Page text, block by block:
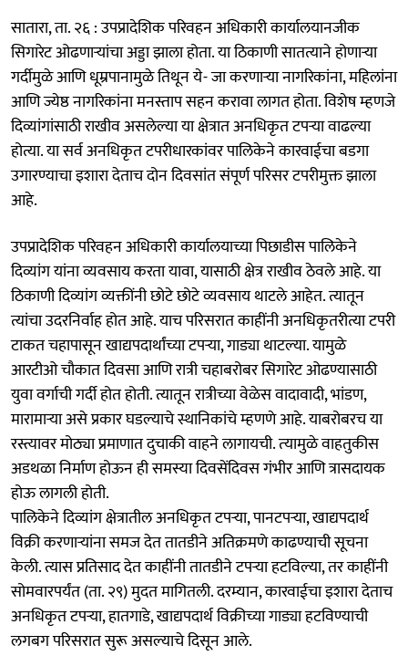
सातारा, ता. २६ : उपप्रादेशिक परिवहन अधिकारी कार्यालयानजीक
सिगारेट ओढणाऱ्यांचा अड्डा झाला होता. या ठिकाणी सातत्याने होणाऱ्या
गर्दीमुळे आणि धूम्रपानामुळे तिथून ये- जा करणाऱ्या नागरिकांना, महिलांना
आणि ज्येष्ठ नागरिकांना मनस्ताप सहन करावा लागत होता. विशेष म्हणजे
दिव्यांगांसाठी राखीव असलेल्या या क्षेत्रात अनधिकृत टपऱ्या वाढल्या
होत्या. या सर्व अनधिकृत टपरीधारकांवर पालिकेने कारवाईचा बडगा
उगारण्याचा इशारा देताच दोन दिवसांत संपूर्ण परिसर टपरीमुक्त झाला
आहे.
उपप्रादेशिक परिवहन अधिकारी कार्यालयाच्या पिछाडीस पालिकेने
दिव्यांग यांना व्यवसाय करता यावा, यासाठी क्षेत्र राखीव ठेवले आहे. या
ठिकाणी दिव्यांग व्यक्तींनी छोटे छोटे व्यवसाय थाटले आहेत. त्यातून
त्यांचा उदरनिर्वाह होत आहे. याच परिसरात काहींनी अनधिकृतरीत्या टपरी
टाकत चहापासून खाद्यपदार्थांच्या टपऱ्या, गाड्या थाटल्या. यामुळे
आरटीओ चौकात दिवसा आणि रात्री चहाबरोबर सिगारेट ओढण्यासाठी
युवा वर्गाची गर्दी होत होती. त्यातून रात्रीच्या वेळेस वादावादी, भांडण,
मारामाऱ्या असे प्रकार घडल्याचे स्थानिकांचे म्हणणे आहे. याबरोबरच या
रस्त्यावर मोठ्या प्रमाणात दुचाकी वाहने लागायची. त्‍यामुळे वाहतुकीस
अडथळा निर्माण होऊन ही समस्या दिवसेंदिवस गंभीर आणि त्रासदायक
होऊ लागली होती.
पालिकेने दिव्यांग क्षेत्रातील अनधिकृत टपऱ्या, पानटपऱ्या, खाद्यपदार्थ
विक्री करणाऱ्यांना समज देत तातडीने अतिक्रमणे काढण्याची सूचना
केली. त्यास प्रतिसाद देत काहींनी तातडीने टपऱ्या हटविल्या, तर काहींनी
सोमवारपर्यंत (ता. २९) मुदत मागितली. दरम्यान, कारवाईचा इशारा देताच
अनधिकृत टपऱ्या, हातगाडे, खाद्यपदार्थ विक्रीच्या गाड्या हटविण्याची
लगबग परिसरात सुरू असल्याचे दिसून आले.